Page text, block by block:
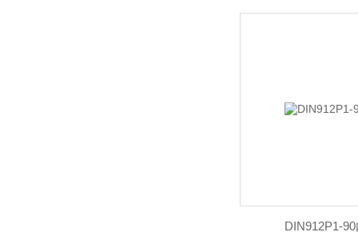
DIN912P1-